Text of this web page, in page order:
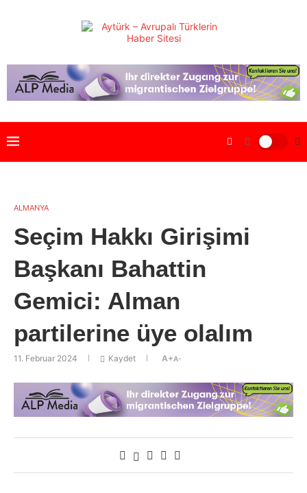
ALMANYA
Seçim Hakkı Girişimi
Başkanı Bahattin
Gemici: Alman
partilerine üye olalım
11. Februar 2024 Kaydet A+A-